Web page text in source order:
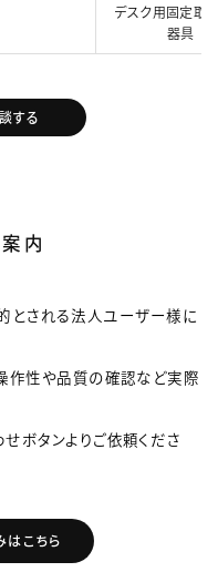
デスク用固定取
器具
する
内
とされる法人ユーザー様に
作性や品質の確認など実際
ボタンよりご依頼くださ
はこちら